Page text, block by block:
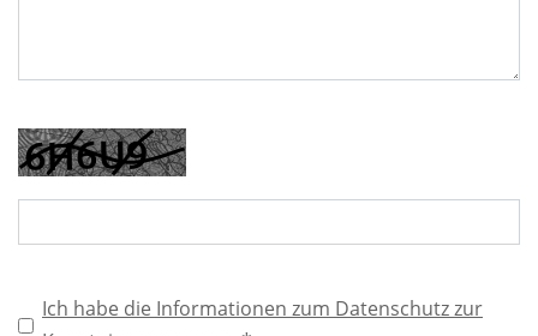
Ich habe die Informationen zum Datenschutz zur